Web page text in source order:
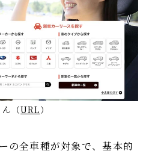
（URL）
の全車種が対象で、基本的